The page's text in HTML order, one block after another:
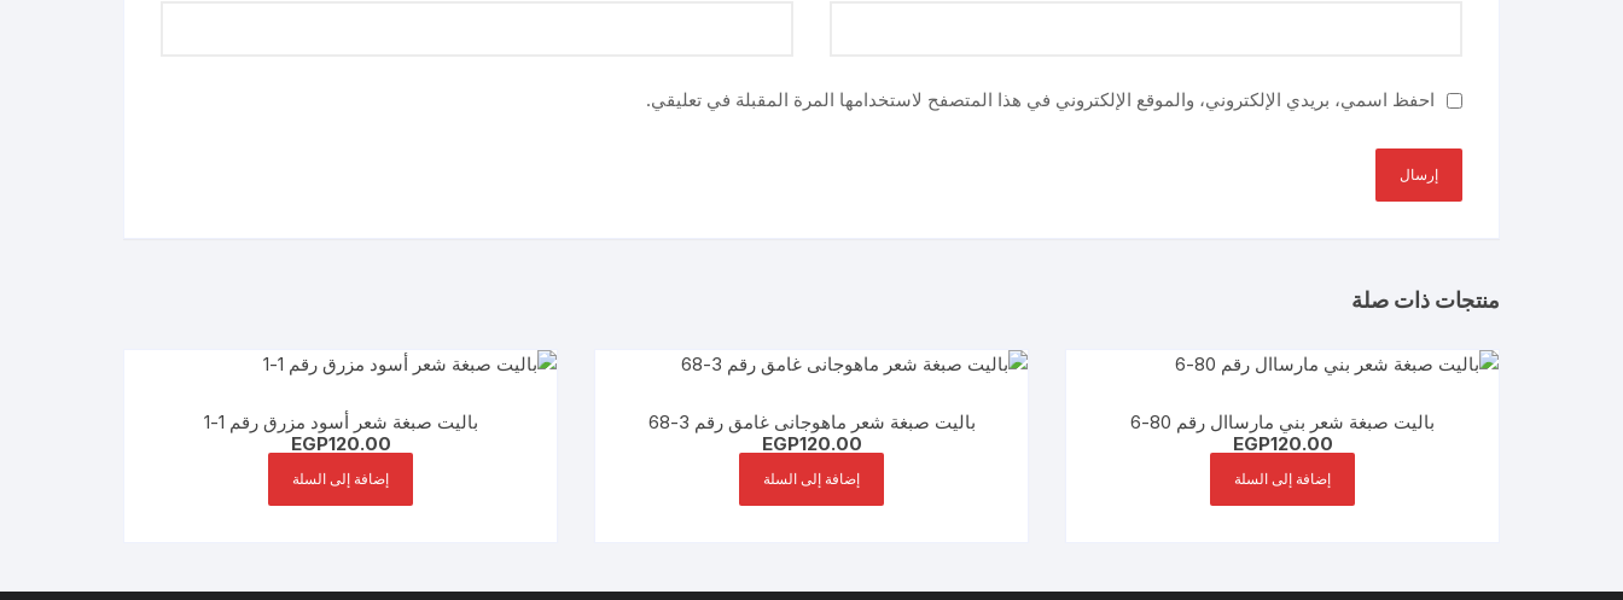
احفظ اسمي، بريدي الإلكتروني، والموقع الإلكتروني في هذا المتصفح لاستخدامها المرة المقبلة في تعليقي.
منتجات ذات صلة
باليت صبغة شعر بني مارساال رقم 80-6
EGP120.00
إضافة إلى السلة
باليت صبغة شعر ماهوجانى غامق رقم 3-68
EGP120.00
إضافة إلى السلة
باليت صبغة شعر أسود مزرق رقم 1-1
EGP120.00
إضافة إلى السلة